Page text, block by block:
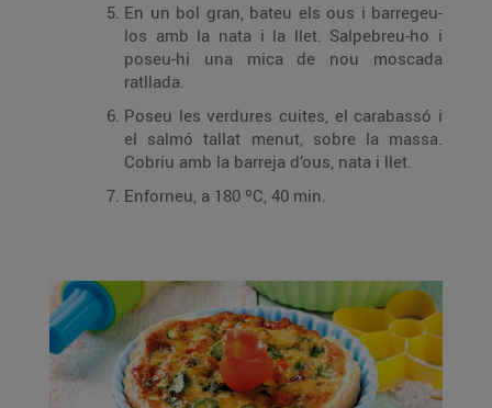
En un bol gran, bateu els ous i barregeu-
los amb la nata i la llet. Salpebreu-ho i
poseu-hi una mica de nou moscada
ratllada.
Poseu les verdures cuites, el carabassó i
el salmó tallat menut, sobre la massa.
Cobriu amb la barreja d’ous, nata i llet.
Enforneu, a 180 ºC, 40 min.